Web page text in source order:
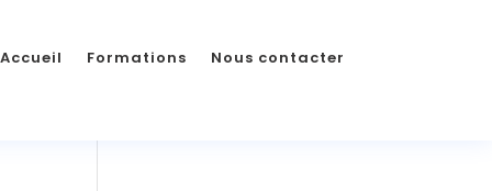
Accueil Formations Nous contacter